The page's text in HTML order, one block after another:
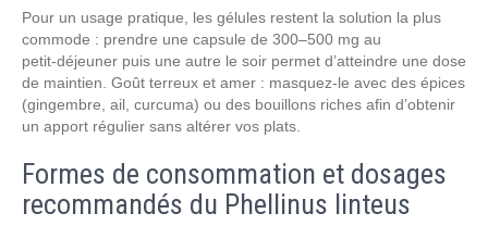
Pour un usage pratique, les gélules restent la solution la plus
commode : prendre une capsule de 300–500 mg au
petit‑déjeuner puis une autre le soir permet d’atteindre une dose
de maintien. Goût terreux et amer : masquez-le avec des épices
(gingembre, ail, curcuma) ou des bouillons riches afin d’obtenir
un apport régulier sans altérer vos plats.
Formes de consommation et dosages
recommandés du Phellinus linteus